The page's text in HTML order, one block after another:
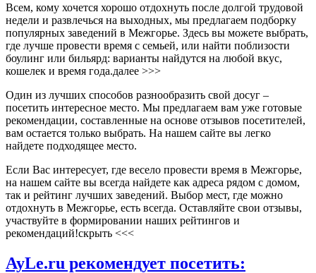
Всем, кому хочется хорошо отдохнуть после долгой трудовой
недели и развлечься на выходных, мы предлагаем подборку
популярных заведений в Межгорье. Здесь вы можете выбрать,
где лучше провести время с семьей, или найти поблизости
боулинг или бильярд: варианты найдутся на любой вкус,
кошелек и время года.далее >>>
Один из лучших способов разнообразить свой досуг –
посетить интересное место. Мы предлагаем вам уже готовые
рекомендации, составленные на основе отзывов посетителей,
вам остается только выбрать. На нашем сайте вы легко
найдете подходящее место.
Если Вас интересует, где весело провести время в Межгорье,
на нашем сайте вы всегда найдете как адреса рядом с домом,
так и рейтинг лучших заведений. Выбор мест, где можно
отдохнуть в Межгорье, есть всегда. Оставляйте свои отзывы,
участвуйте в формировании наших рейтингов и
рекомендаций!скрыть <<<
AyLe.ru рекомендует посетить: